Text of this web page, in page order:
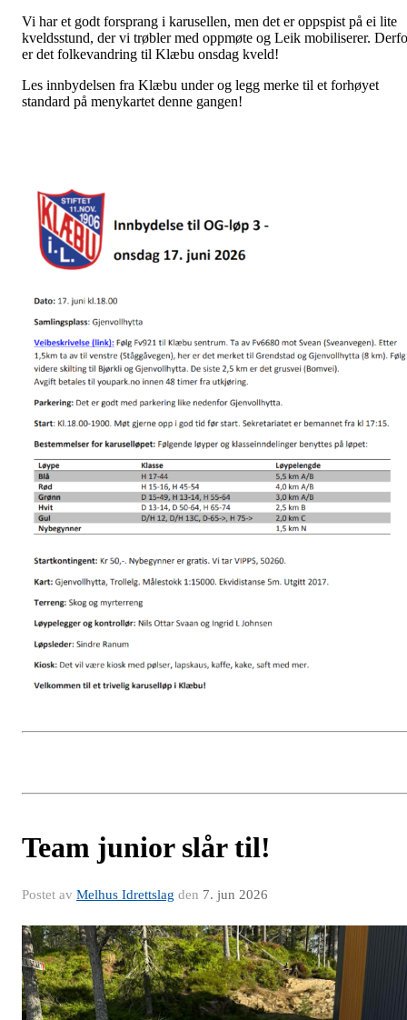
Vi har et godt forsprang i karusellen, men det er oppspist på ei lite
kveldsstund, der vi trøbler med oppmøte og Leik mobiliserer.
er det folkevandring til Klæbu onsdag kveld!
Les innbydelsen fra Klæbu under og legg merke til et forhøyet
standard på menykartet denne gangen!
Team junior slår til!
Postet av Melhus Idrettslag den 7. jun 2026